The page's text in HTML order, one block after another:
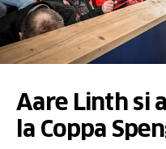
Aare Linth si
la Coppa